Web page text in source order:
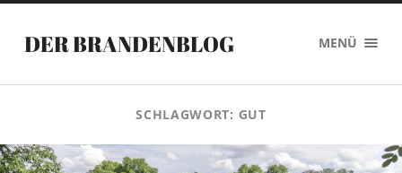
DER BRANDENBLOG MENÜ
SCHLAGWORT: GUT